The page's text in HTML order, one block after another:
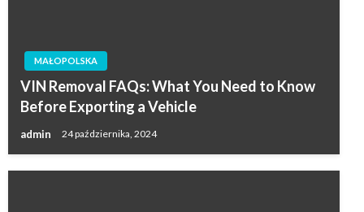
MAŁOPOLSKA
VIN Removal FAQs: What You Need to Know
Before Exporting a Vehicle
admin 24 października, 2024